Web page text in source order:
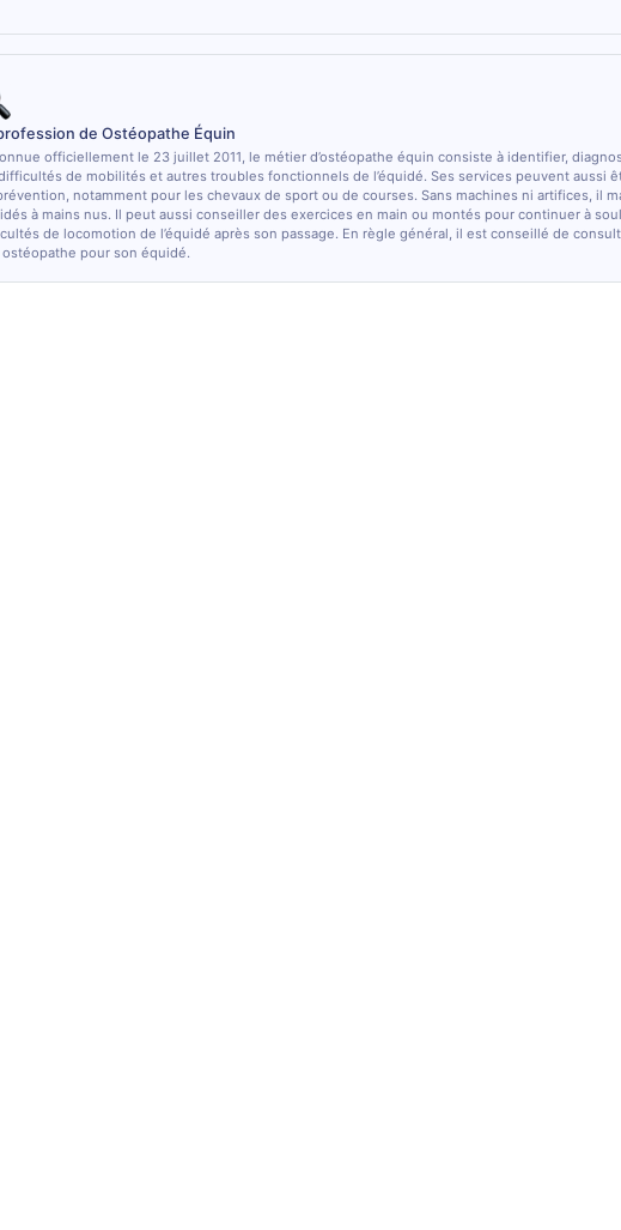
de Ostéopathe Équin
officiellement le 23 juillet 2011, le métier d’ostéopathe équin consiste à identifier,
de mobilités et autres troubles fonctionnels de l’équidé. Ses services peuvent aussi
notamment pour les chevaux de sport ou de courses. Sans machines ni artifices, il
à mains nus. Il peut aussi conseiller des exercices en main ou montés pour continuer à
de locomotion de l’équidé après son passage. En règle général, il est conseillé de
ostéopathe pour son équidé.